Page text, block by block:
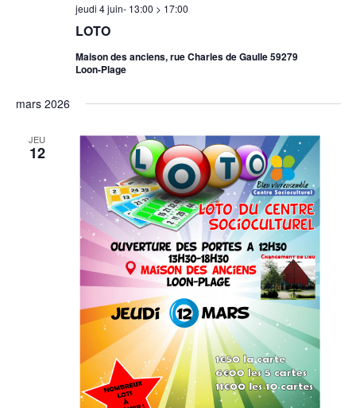
LOTO
jeudi 4 juin- 13:00 > 17:00
Maison des anciens, rue Charles de Gaulle 59279
Loon-Plage
mars 2026
JEU
12